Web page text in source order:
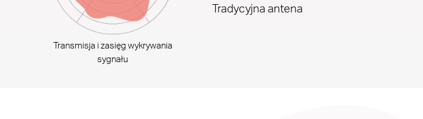
Transmisja i zasięg wykrywania
sygnału
Tradycyjna antena